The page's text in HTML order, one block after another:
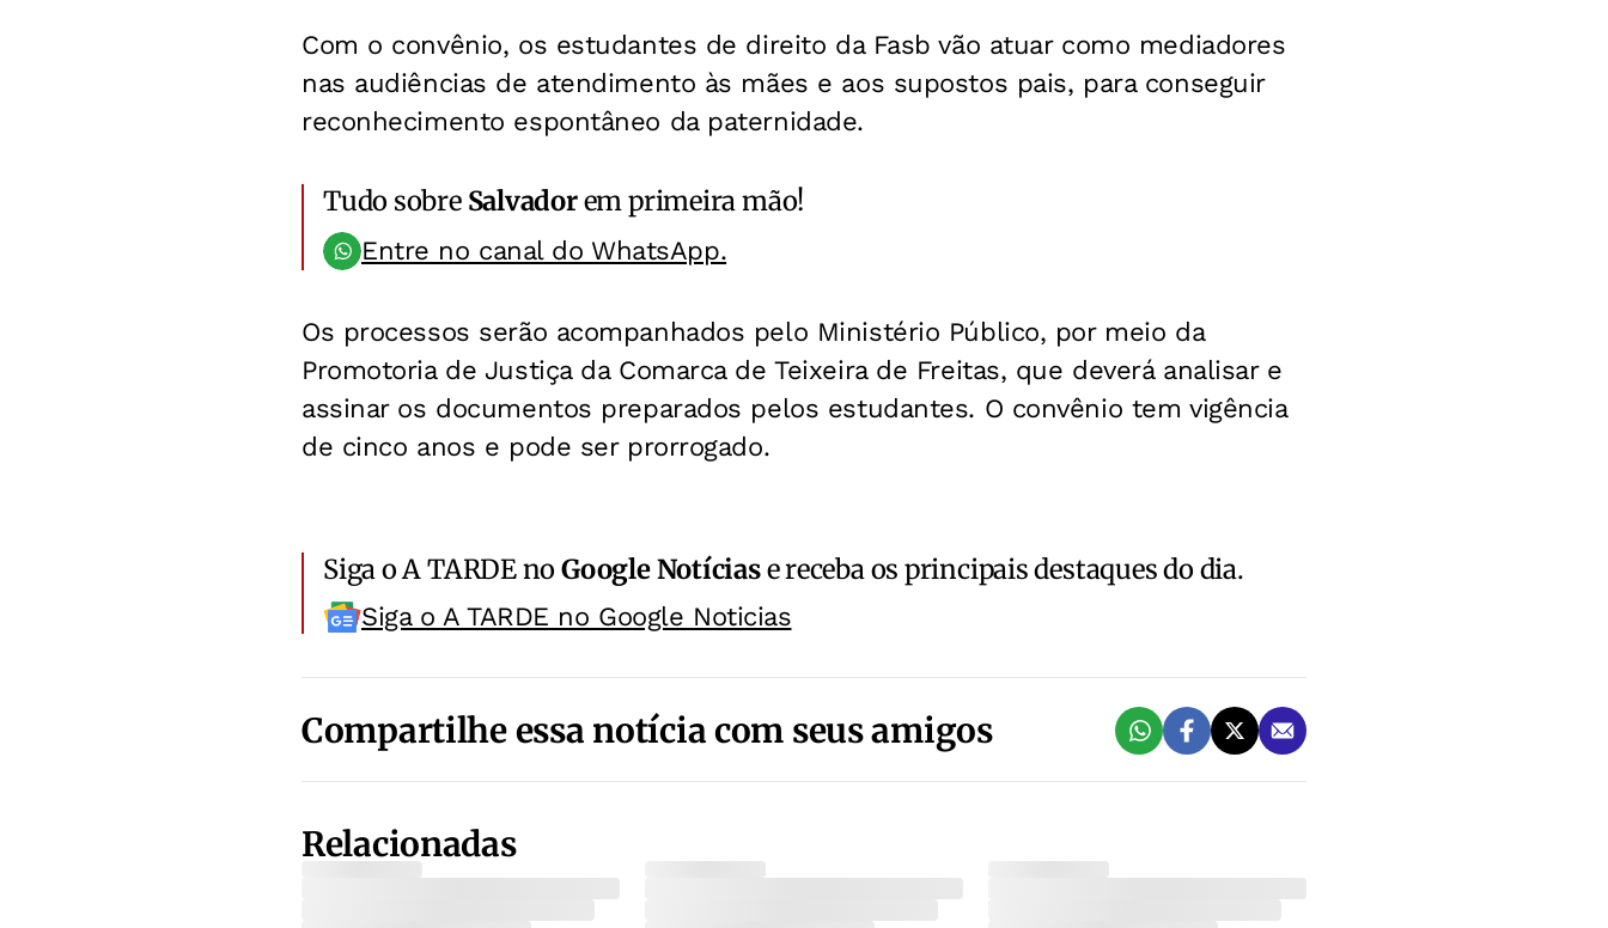
Com o convênio, os estudantes de direito da Fasb vão atuar como mediadores
nas audiências de atendimento às mães e aos supostos pais, para conseguir
reconhecimento espontâneo da paternidade.
Tudo sobre Salvadorem primeira mão!
Entre no canal do WhatsApp.
Os processos serão acompanhados pelo Ministério Público, por meio da
Promotoria de Justiça da Comarca de Teixeira de Freitas, que deverá analisar e
assinar os documentos preparados pelos estudantes. O convênio tem vigência
de cinco anos e pode ser prorrogado.
Siga o A TARDE noGoogle Notíciase receba os principais destaques do dia.
Siga o A TARDE no Google Noticias
Compartilhe essa notícia com seus amigos
Relacionadas